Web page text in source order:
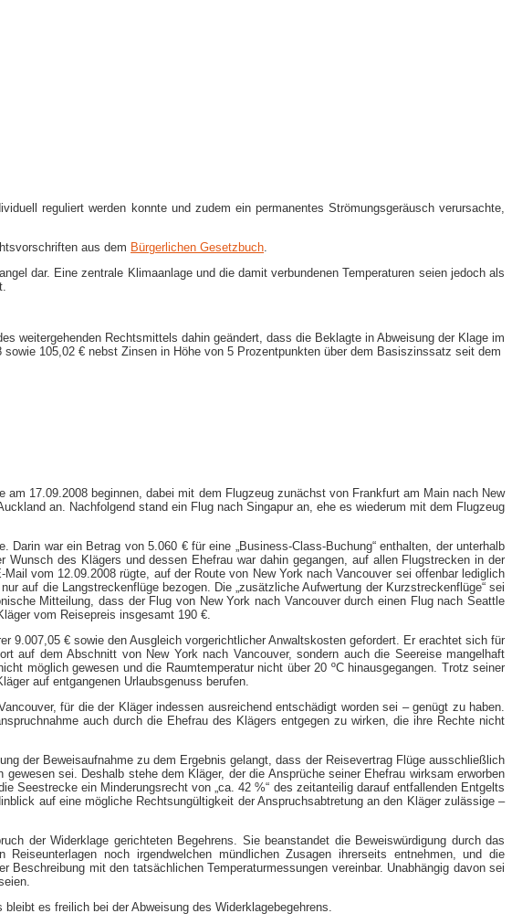
reguliert werden konnte und zudem ein permanentes Strömungsgeräusch verursachte,
aus dem Bürgerlichen Gesetzbuch
dar. Eine zentrale Klimaanlage und die damit verbundenen Temperaturen seien jedoch als
weitergehenden Rechtsmittels dahin geändert, dass die Beklagte in Abweisung der Klage im
105,02 € nebst Zinsen in Höhe von 5 Prozentpunkten über dem Basiszinssatz seit dem
17.09.2008 beginnen, dabei mit dem Flugzeug zunächst von Frankfurt am Main nach New
an. Nachfolgend stand ein Flug nach Singapur an, ehe es wiederum mit dem Flugzeug
war ein Betrag von 5.060 € für eine „Business-​Class-​Buchung“ enthalten, der unterhalb
Wunsch des Klägers und dessen Ehefrau war dahin gegangen, auf allen Flugstrecken in der
vom 12.09.2008 rügte, auf der Route von New York nach Vancouver sei offenbar lediglich
auf die Langstreckenflüge bezogen. Die „zusätzliche Aufwertung der Kurzstreckenflüge“ sei
Mitteilung, dass der Flug von New York nach Vancouver durch einen Flug nach Seattle
vom Reisepreis insgesamt 190 €.
9.007,05 € sowie den Ausgleich vorgerichtlicher Anwaltskosten gefordert. Er erachtet sich für
auf dem Abschnitt von New York nach Vancouver, sondern auch die Seereise mangelhaft
möglich gewesen und die Raumtemperatur nicht über 20 ºC hinausgegangen. Trotz seiner
auf entgangenen Urlaubsgenuss berufen.
für die der Kläger indessen ausreichend entschädigt worden sei – genügt zu haben.
auch durch die Ehefrau des Klägers entgegen zu wirken, die ihre Rechte nicht
der Beweisaufnahme zu dem Ergebnis gelangt, dass der Reisevertrag Flüge ausschließlich
sei. Deshalb stehe dem Kläger, der die Ansprüche seiner Ehefrau wirksam erworben
Seestrecke ein Minderungsrecht von „ca. 42 %“ des zeitanteilig darauf entfallenden Entgelts
auf eine mögliche Rechtsungültigkeit der Anspruchsabtretung an den Kläger zulässige –
der Widerklage gerichteten Begehrens. Sie beanstandet die Beweiswürdigung durch das
noch irgendwelchen mündlichen Zusagen ihrerseits entnehmen, und die
mit den tatsächlichen Temperaturmessungen vereinbar. Unabhängig davon sei
es freilich bei der Abweisung des Widerklagebegehrens.